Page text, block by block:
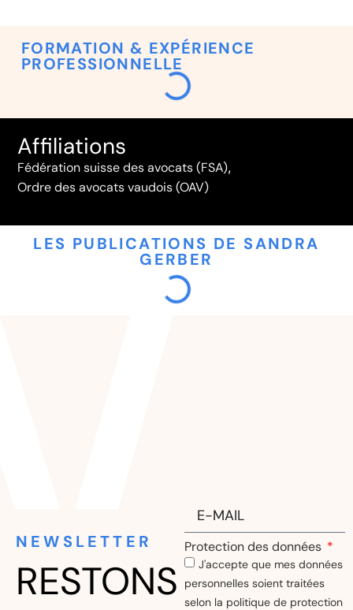
FORMATION & EXPÉRIENCE
PROFESSIONNELLE
Affiliations
Fédération suisse des avocats (FSA),
Ordre des avocats vaudois (OAV)
LES PUBLICATIONS DE SANDRA
GERBER
NEWSLETTER
RESTONS
Protection des données
J'accepte que mes données
personnelles soient traitées
selon la politique de protection